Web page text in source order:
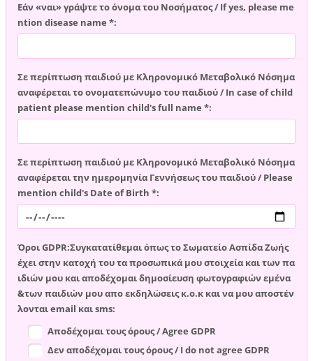
Εάν «ναι» γράψτε το όνομα του Νοσήματος / If yes, please me
ntion disease name *:
Σε περίπτωση παιδιού με Κληρονομικό Μεταβολικό Νόσημα
αναφέρεται το ονοματεπώνυμο του παιδιού / In case of child
patient please mention child's full name *:
Σε περίπτωση παιδιού με Κληρονομικό Μεταβολικό Νόσημα
αναφέρεται την ημερομηνία Γεννήσεως του παιδιού / Please
mention child's Date of Birth *:
Όροι GDPR:Συγκατατίθεμαι όπως το Σωματείο Ασπίδα Ζωής
έχει στην κατοχή του τα προσωπικά μου στοιχεία και των πα
ιδιών μου και αποδέχομαι δημοσίευση φωτογραφιών εμένα
&των παιδιών μου απο εκδηλώσεις κ.ο.κ και να μου αποστέν
λονται email και sms:
Αποδέχομαι τους όρους / Agree GDPR
Δεν αποδέχομαι τους όρους / I do not agree GDPR